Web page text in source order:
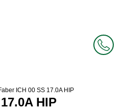
ICH 00 SS 17.0A HIP
HIP